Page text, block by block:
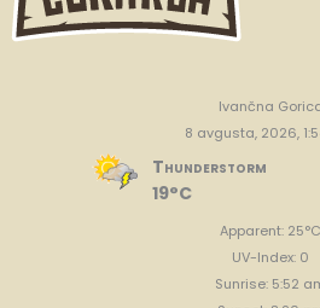
Ivančna
8 avgusta, 2026,
Thunderstorm
19°C
Apparent: 25°C
UV-Index: 0
Sunrise: 5:52